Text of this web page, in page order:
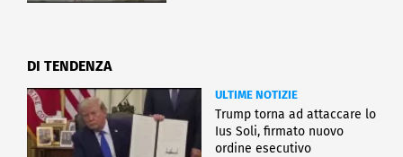
DI TENDENZA
ULTIME NOTIZIE
Trump torna ad attaccare lo
Ius Soli, firmato nuovo
ordine esecutivo